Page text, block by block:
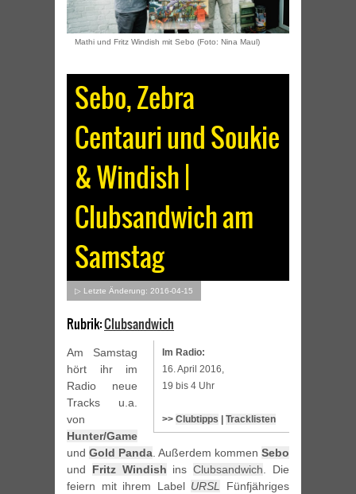
Mathi und Fritz Windish mit Sebo (Foto: Nina Maul)
Sebo, Zebra
Centauri und Soukie
& Windish |
Clubsandwich am
Samstag
▷ Letzte Änderung: 2016-04-15
Rubrik:Clubsandwich
Im Radio:
16. April 2016,
19 bis 4 Uhr
>> Clubtipps Tracklisten
Am Samstag
hört ihr im
Radio neue
Tracks u.a.
von
Hunter/Game
und Gold Panda. Außerdem kommen Sebo
und Fritz Windish insClubsandwich. Die
feiern mit ihrem Label URSL Fünfjähriges